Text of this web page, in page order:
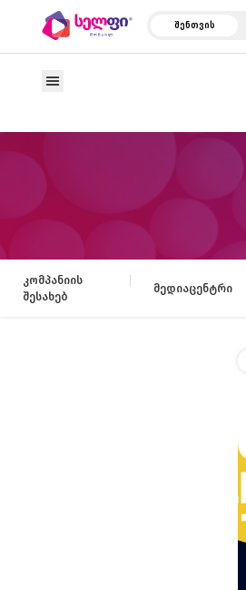
შენთვის
კომპანიის
შესახებ
მედიაცენტრი